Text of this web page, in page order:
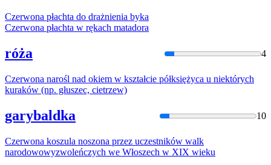
Czerwona płachta do drażnienia byka
Czerwona płachta w rękach matadora
róża 4
Czerwona narośl nad okiem w kształcie półksiężyca u niektórych
kuraków (np. głuszec, cietrzew)
garybaldka 10
Czerwona koszula noszona przez uczestników walk
narodowowyzwoleńczych we Włoszech w XIX wieku